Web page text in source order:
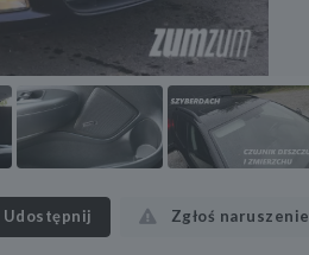
Udostępnij Zgłoś naruszenie